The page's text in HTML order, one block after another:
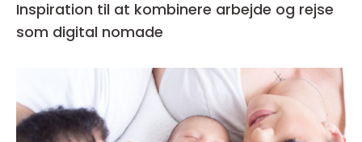
Inspiration til at kombinere arbejde og rejse
som digital nomade